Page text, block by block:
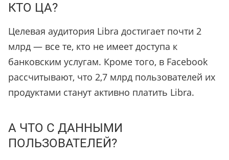
КТО ЦА?
Целевая аудитория Libra достигает почти 2
млрд — все те, кто не имеет доступа к
банковским услугам. Кроме того, в Facebook
рассчитывают, что 2,7 млрд пользователей их
продуктами станут активно платить Libra.
А ЧТО С ДАННЫМИ
ПОЛЬЗОВАТЕЛЕЙ?